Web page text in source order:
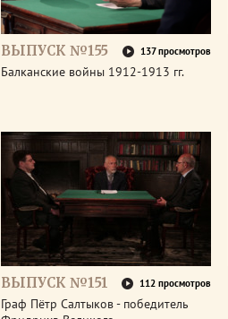
ВЫПУСК №155 137 просмотров
Балканские войны 1912-1913 гг.
ВЫПУСК №151 112 просмотров
Граф Пётр Салтыков - победитель